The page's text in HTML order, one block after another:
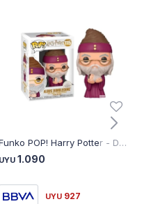
Funko POP! Harry Potter - Dumbledore w/Baby Harry N° 115
UYU 1.090
UYU 927